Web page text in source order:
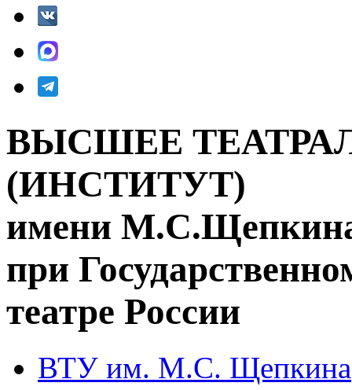
ВЫСШЕЕ
(ИНСТИТУТ)
имени
при
театре России
ВТУ им. М.С. Щепкина